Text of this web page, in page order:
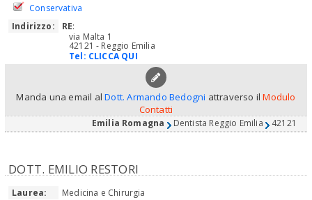
Conservativa
Indirizzo:
RE:
via Malta 1
42121 - Reggio Emilia
Tel: CLICCA QUI
Manda una email alDott. Armando Bedogni attraverso ilModulo
Contatti
Emilia Romagna Dentista Reggio Emilia 42121
DOTT. EMILIO RESTORI
Laurea: Medicina e Chirurgia